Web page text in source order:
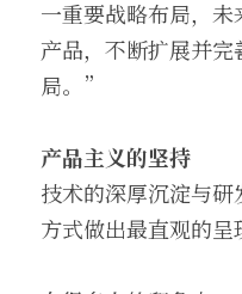
一重要战略布局，
产品，不断扩展并
局。”
产品主义的坚持
技术的深厚沉淀与
方式做出最直观的呈